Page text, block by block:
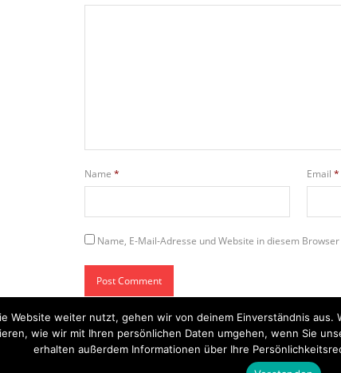
Name * Email *
Name, E-Mail-Adresse und Website in diesem
Startseite Einsätze Mitglied werden Über
Website weiter nutzt, gehen wir von deinem Einverständnis
wie wir mit Ihren persönlichen Daten umgehen, wenn Sie
erhalten außerdem Informationen über Ihre